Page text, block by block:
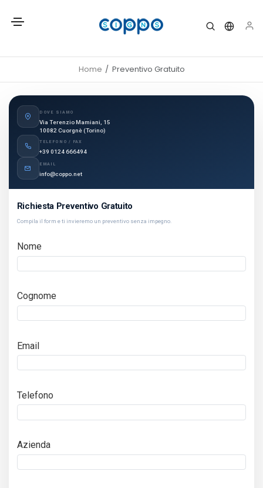
Home Preventivo Gratuito
DOVE SIAMO
Via Terenzio Mamiani, 15
10082 Cuorgnè (Torino)
TELEFONO / FAX
+39 0124 666494
EMAIL
info@coppo.net
Richiesta Preventivo Gratuito
Compila il form e ti invieremo un preventivo senza impegno.
Nome
Cognome
Email
Telefono
Azienda